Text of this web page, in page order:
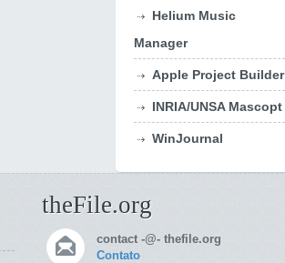
Helium Music
Manager
Apple Project Builder
INRIA/UNSA Mascopt
WinJournal
theFile.org
contact -@- thefile.org
Contato